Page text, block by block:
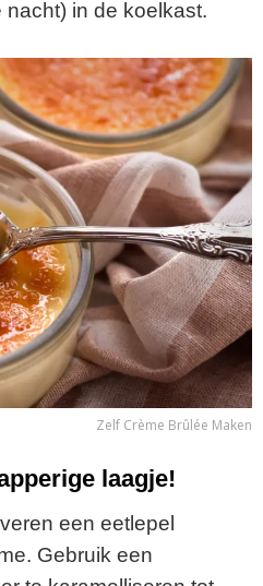
nacht) in de koelkast.
Zelf Crème Brûlée Maken
laagje!
een eetlepel
Gebruik een